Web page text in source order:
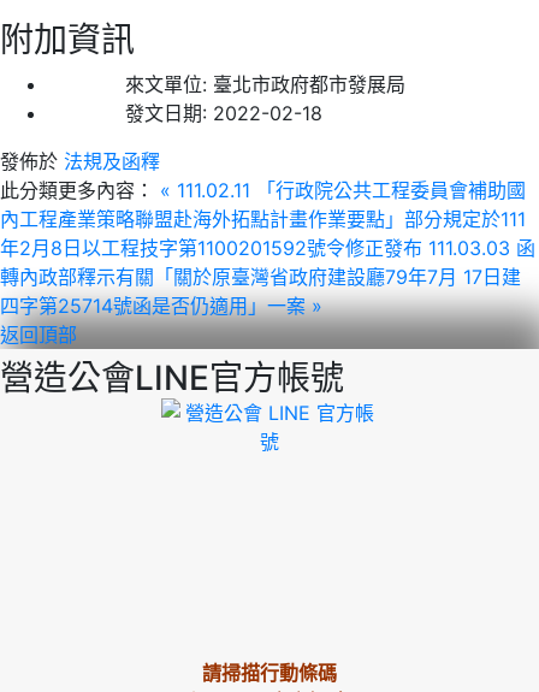
附加資訊
來文單位: 臺北市政府都市發展局
發文日期: 2022-02-18
發佈於 法規及函釋
此分類更多內容：
« 111.02.11 「行政院公共工程委員會補助國
內工程產業策略聯盟赴海外拓點計畫作業要點」部分規定於111
年2月8日以工程技字第1100201592號令修正發布 111.03.03 函
轉內政部釋示有關「關於原臺灣省政府建設廳79年7月 17日建
四字第25714號函是否仍適用」一案 »
返回頂部
營造公會LINE官方帳號
請掃描行動條碼